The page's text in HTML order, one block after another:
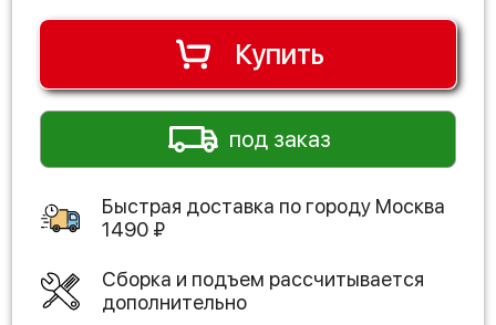
Купить
под заказ
Быстрая доставка по городу Москва
1490 ₽
Сборка и подъем рассчитывается
дополнительно